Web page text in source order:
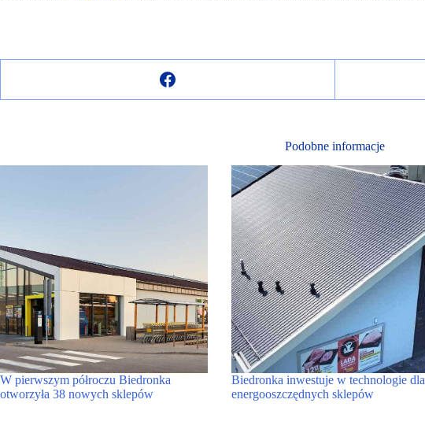
Podobne informacje
W pierwszym półroczu Biedronka
otworzyła 38 nowych sklepów
Biedronka inwestuje w technologie dla
energooszczędnych sklepów